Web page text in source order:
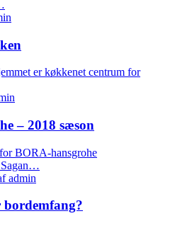
er køkkenet centrum for
– 2018 sæson
BORA-hansgrohe
Sagan…
admin